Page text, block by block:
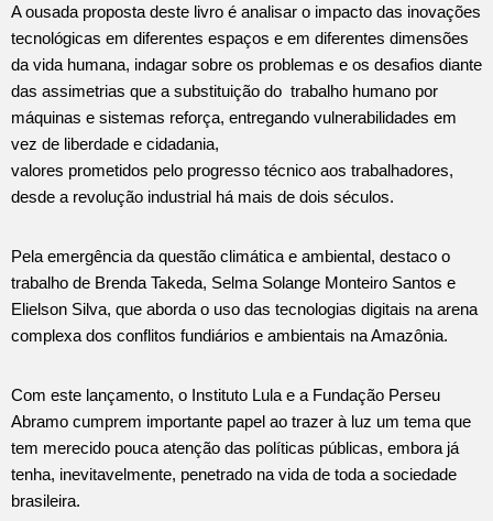
A ousada proposta deste livro é analisar o impacto das inovações
tecnológicas em diferentes espaços e em diferentes dimensões
da vida humana, indagar sobre os problemas e os desafios diante
das assimetrias que a substituição do trabalho humano por
máquinas e sistemas reforça, entregando vulnerabilidades em
vez de liberdade e cidadania,
valores prometidos pelo progresso técnico aos trabalhadores,
desde a revolução industrial há mais de dois séculos.
Pela emergência da questão climática e ambiental, destaco o
trabalho de Brenda Takeda, Selma Solange Monteiro Santos e
Elielson Silva, que aborda o uso das tecnologias digitais na arena
complexa dos conflitos fundiários e ambientais na Amazônia.
Com este lançamento, o Instituto Lula e a Fundação Perseu
Abramo cumprem importante papel ao trazer à luz um tema que
tem merecido pouca atenção das políticas públicas, embora já
tenha, inevitavelmente, penetrado na vida de toda a sociedade
brasileira.